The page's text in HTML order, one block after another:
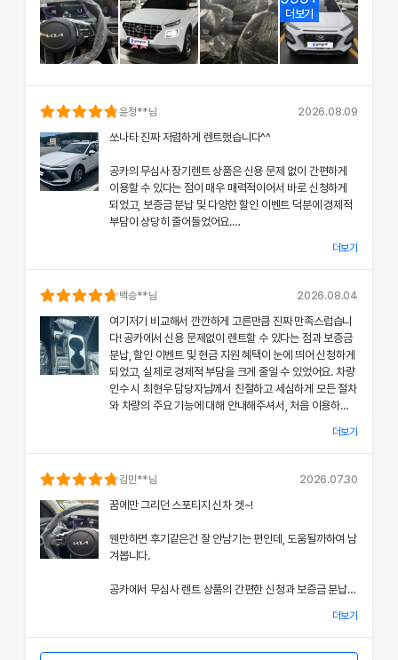
더보기
윤정**님 2026.08.09
쏘나타 진짜 저렴하게 렌트했습니다^^
공카의 무심사 장기렌트 상품은 신용 문제 없이 간편하게
이용할 수 있다는 점이 매우 매력적이어서 바로 신청하게
되었고, 보증금 분납 및 다양한 할인 이벤트 덕분에 경제적
부담이 상당히 줄어들었어요.
차량 인수 시 장민혁 담당자님께서 친절하고 꼼꼼하게 신차
의 상태와 각종 기능에 대해 설명해주셔서, 처음 이용하는
분들도 부담 없이 서비스를 체험할 수 있었어요.
공카의 본부 직거래 시스템으로 중간 마진 없이 합리적인
렌트료를 제공받았고, 즉시 출고되는 신차 덕분에 긴급 상
황에서도 차질 없이 차량을 이용할 수 있었던 점이 특히 인
상 깊었어요.
쏘나타의 세련된 디자인과 최신 편의 기능, 그리고 안전 장
치에 대한 세심한 관리가 직접 눈으로 확인되면서 전체적인
다시 이용하고 싶은 강력한 동기가 되었어요.
돋보여 제게 잊지 못할 기억으로 남았으며, 이 만족스러운
더보기
백승**님 2026.08.04
여기저기 비교해서 깐깐하게 고른만큼 진짜 만족스럽습니
다! 공카에서 신용 문제없이 렌트할 수 있다는 점과 보증금
분납, 할인 이벤트 및 현금 지원 혜택이 눈에 띄어 신청하게
되었고, 실제로 경제적 부담을 크게 줄일 수 있었어요. 차량
인수 시 최현우 담당자님께서 친절하고 세심하게 모든 절차
와 차량의 주요 기능에 대해 안내해주셔서, 처음 이용하는
공카의 본부 직거래 시스템 덕분에 렌트료가 매우 합리적으
로 책정되었고, 필요할 때마다 즉시 출고되는 신차 시스템
은 제 일정에 맞춰 안정적으로 차량을 이용할 수 있도록 도
와주었어요.
쏘나타의 우아한 디자인과 최신 편의 기능, 그리고 안전장
치에 대한 상세한 설명은 제 기대 이상이었으며, 전 과정에
어요.
도 공카를 우선적으로 이용하게 만들 정도로 만족스러웠으
더보기
김민**님 2026.07.30
꿈에만 그리던 스포티지 신차 겟~!
웬만하면 후기같은건 잘 안남기는 편인데, 도움될까하여 남
겨봅니다.
공카에서 무심사 렌트 상품의 간편한 신청과 보증금 분납,
차량 인수 시 이준호 담당자님께서 따뜻하면서도 세심하게
더보기
'(주)공카'는 (이하 '회사'는) 고객님의 개인정보를 중요시하며, "정보
통신망 이용촉진 및 정보보호"에 관한 법률을 준수하고 있습니다.
회사는 개인정보처리방침을 통하여 고객님께서 제공하시는 개인정보
가 어떠한 용도와 방식으로 이용되고 있으며, 개인정보보호를 위해 어
떠한 조치가 취해지고 있는지 알려드립니다.
회사는 개인정보처리방침을 개정하는 경우 웹사이트 공지사항(또는